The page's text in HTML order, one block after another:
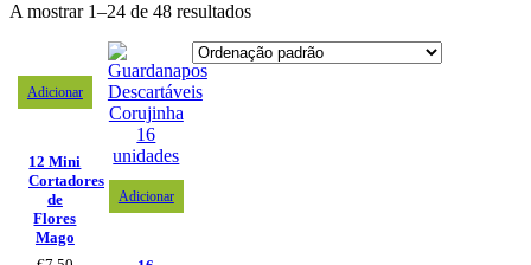
A mostrar 1–24 de 48 resultados
Adicionar
12 Mini
Cortadores
de
Flores
Mago
Adicionar